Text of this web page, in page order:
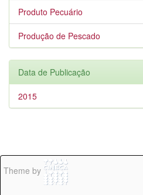
Produto Pecuário
Produção de Pescado
Data de Publicação
2015
Theme by